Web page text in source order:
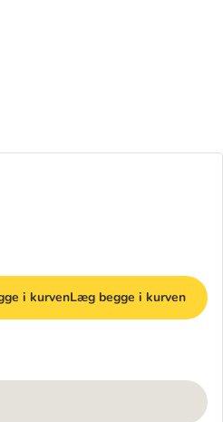
i kurvenLæg begge i kurven